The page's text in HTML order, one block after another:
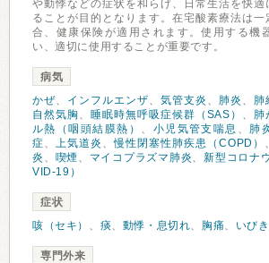
や動悸などの症状を和らげ、日常生活を快適
ることが目的となります。在宅酸素療法は一
合、健康保険が適用されます。使用する機
い、適切に使用することが重要です。
病気
かぜ、 インフルエンザ、 気管支炎 、 肺炎 、 肺
自然気胸 、 睡眠時無呼吸症候群（SAS） 、 肺
ル熱（咽頭結膜熱） 、 小児気管支喘息 、 肺
症、上気道炎 、慢性閉塞性肺疾患（COPD）
炎 、 喫煙 、 マイコプラズマ肺炎、新型コロナ
VID-19）
症状
咳（セキ） 、 痰、 動悸・息切れ、 胸痛、 いびき
専門外来